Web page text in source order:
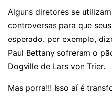
Alguns diretores se
controversas para que
esperado. por exemplo,
Paul Bettany sofreram o
Dogville de Lars von Trier.
Mas porra!!! Isso aí é